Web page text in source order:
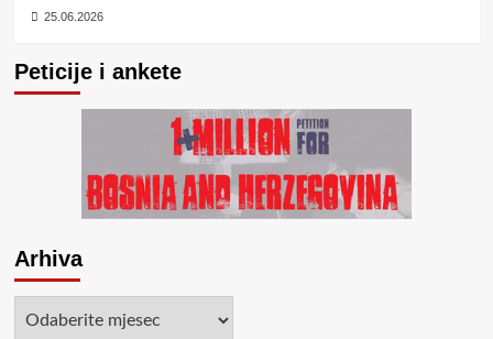
25.06.2026
Peticije i ankete
Arhiva